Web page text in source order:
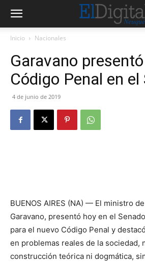
Inicio Nacionales
Garavano
Código Penal en el
4 de junio de 2019
BUENOS AIRES (NA) — El ministro
Garavano, presentó hoy en el
para el nuevo Código Penal y
en problemas reales de la sociedad,
construcción teórica ni dogmática,